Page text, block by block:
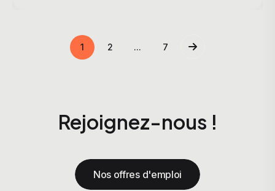
1 2 ... 7
Rejoignez-nous !
Nos offres d'emploi